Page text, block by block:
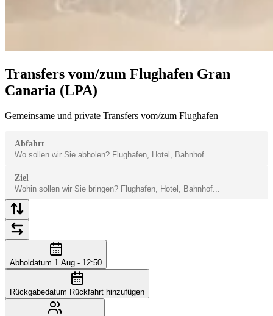
Transfers vom/zum Flughafen Gran
Canaria (LPA)
Gemeinsame und private Transfers vom/zum Flughafen
Abfahrt
Ziel
Abholdatum 1 Aug - 12:50
Rückgabedatum Rückfahrt hinzufügen